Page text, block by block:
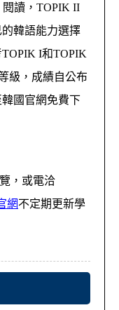
讀，TOPIK II
韓語能力選擇
I和TOPIK
級，成績自公布
國官網免費下
，或電洽
網不定期更新學